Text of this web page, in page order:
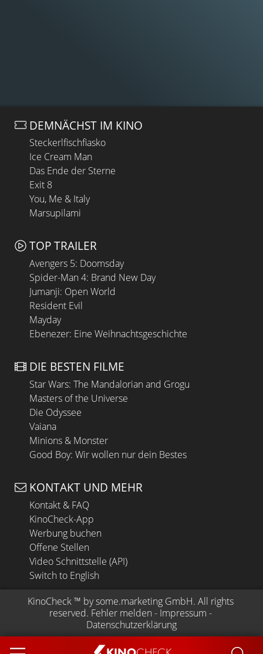
DEMNÄCHST IM KINO
Steckerlfischfiasko
Ice Cream Man
Das Ende der Sterne
Exit 8
You, Me & Italy
Marsupilami
TOP TRAILER
Avengers 5: Doomsday
Spider-Man 4: Brand New Day
Jumanji: Open World
Resident Evil
Mayday
Ebenezer: Eine Weihnachtsgeschichte
DIE BESTEN FILME
Star Wars: The Mandalorian and Grogu
Masters of the Universe
Die Odyssee
Vaiana
Minions & Monster
Good Boy: Wir wollen nur dein Bestes
KONTAKT UND MEHR
Kontakt & FAQ
KinoCheck-App
Werbung buchen
Offene Stellen
Video Schnittstelle (API)
Switch to English
KinoCheck ™ by some.marketing GmbH. All rights
reserved. Fehler melden - Impressum -
Datenschutzerklärung